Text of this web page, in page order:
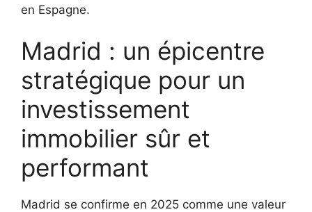
en Espagne.
Madrid : un épicentre
stratégique pour un
investissement
immobilier sûr et
performant
Madrid se confirme en 2025 comme une valeur